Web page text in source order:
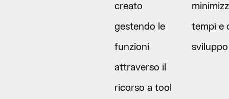
creato
gestendo le
funzioni
attraverso il
ricorso a tool
tempi e
sviluppo